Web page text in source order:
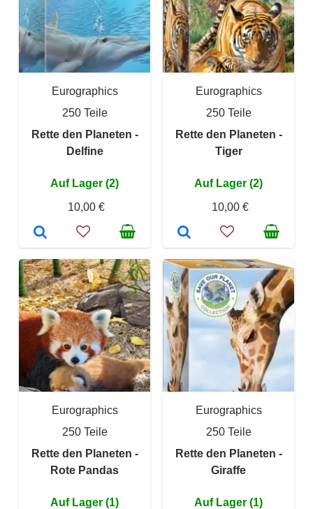
Eurographics
250 Teile
Rette den Planeten -
Delfine
Auf Lager (2)
10,00 €
Eurographics
250 Teile
Rette den Planeten -
Tiger
Auf Lager (2)
10,00 €
Eurographics
250 Teile
Rette den Planeten -
Rote Pandas
Auf Lager (1)
Eurographics
250 Teile
Rette den Planeten -
Giraffe
Auf Lager (1)